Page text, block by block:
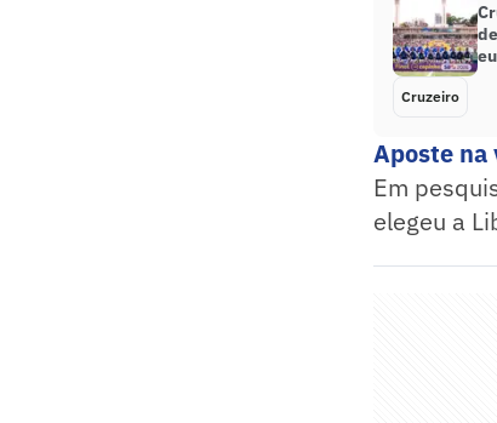
Cruzeiro
Aposte na
Em
elegeu a